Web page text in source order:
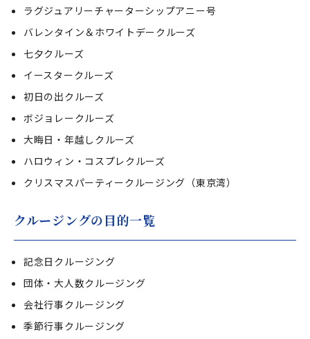
ラグジュアリーチャーターシップアニー号
バレンタイン＆ホワイトデークルーズ
七夕クルーズ
イースタークルーズ
初日の出クルーズ
ボジョレークルーズ
大晦日・年越しクルーズ
ハロウィン・コスプレクルーズ
クリスマスパーティークルージング（東京湾）
クルージングの目的一覧
記念日クルージング
団体・大人数クルージング
会社行事クルージング
季節行事クルージング